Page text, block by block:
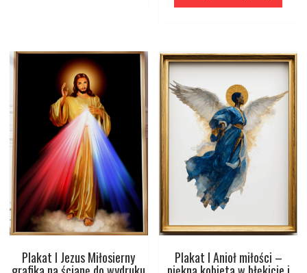
Plakat I Jezus Miłosierny Plakat I Anioł miłości –